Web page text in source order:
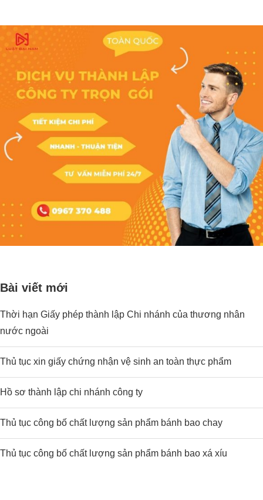
Bài viết mới
Thời hạn Giấy phép thành lập Chi nhánh của thương nhân
nước ngoài
Thủ tục xin giấy chứng nhận vệ sinh an toàn thực phẩm
Hồ sơ thành lập chi nhánh công ty
Thủ tục công bố chất lượng sản phẩm bánh bao chay
Thủ tục công bố chất lượng sản phẩm bánh bao xá xíu